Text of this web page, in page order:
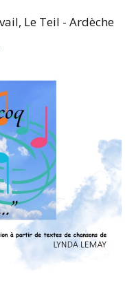
Le Teil - Ardèche